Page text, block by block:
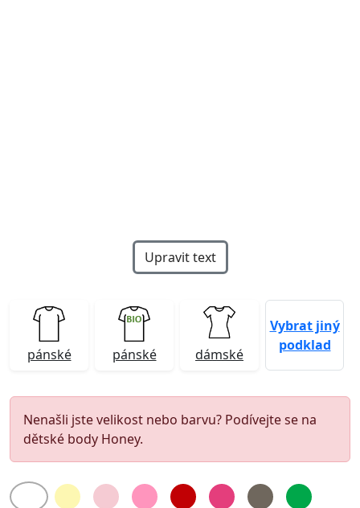
Upravit text
pánské pánské dámské
Vybrat jiný
podklad
Nenašli jste velikost nebo barvu? Podívejte se na
dětské body Honey.